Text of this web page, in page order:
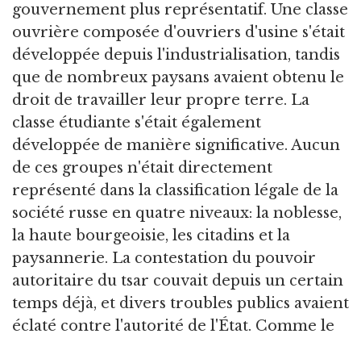
gouvernement plus représentatif. Une classe
ouvrière composée d'ouvriers d'usine s'était
développée depuis l'industrialisation, tandis
que de nombreux paysans avaient obtenu le
droit de travailler leur propre terre. La
classe étudiante s'était également
développée de manière significative. Aucun
de ces groupes n'était directement
représenté dans la classification légale de la
société russe en quatre niveaux: la noblesse,
la haute bourgeoisie, les citadins et la
paysannerie. La contestation du pouvoir
autoritaire du tsar couvait depuis un certain
temps déjà, et divers troubles publics avaient
éclaté contre l'autorité de l'État. Comme le